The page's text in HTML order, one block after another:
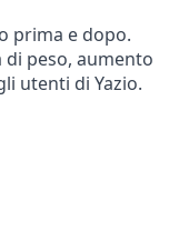
prima e dopo.
peso, aumento
utenti di Yazio.